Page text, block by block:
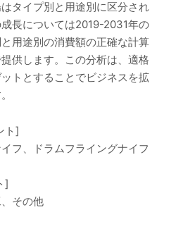
タイプ別と用途別に区分され
長については2019-2031年の
用途別の消費額の正確な計算
供します。この分析は、適格
トとすることでビジネスを拡
ト]
フ、ドラムフライングナイフ
]
その他